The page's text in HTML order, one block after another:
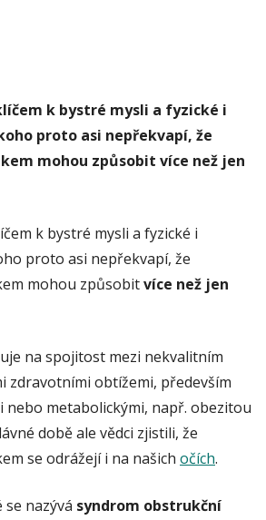
k bystré mysli a fyzické i
proto asi nepřekvapí, že
mohou způsobit více než jen
k bystré mysli a fyzické i
proto asi nepřekvapí, že
mohou způsobitvíce než jen
na spojitost mezi nekvalitním
zdravotními obtížemi, především
nebo metabolickými, např. obezitou
době ale vědci zjistili, že
se odrážejí i na našich očích.
nazývá syndrom obstrukční